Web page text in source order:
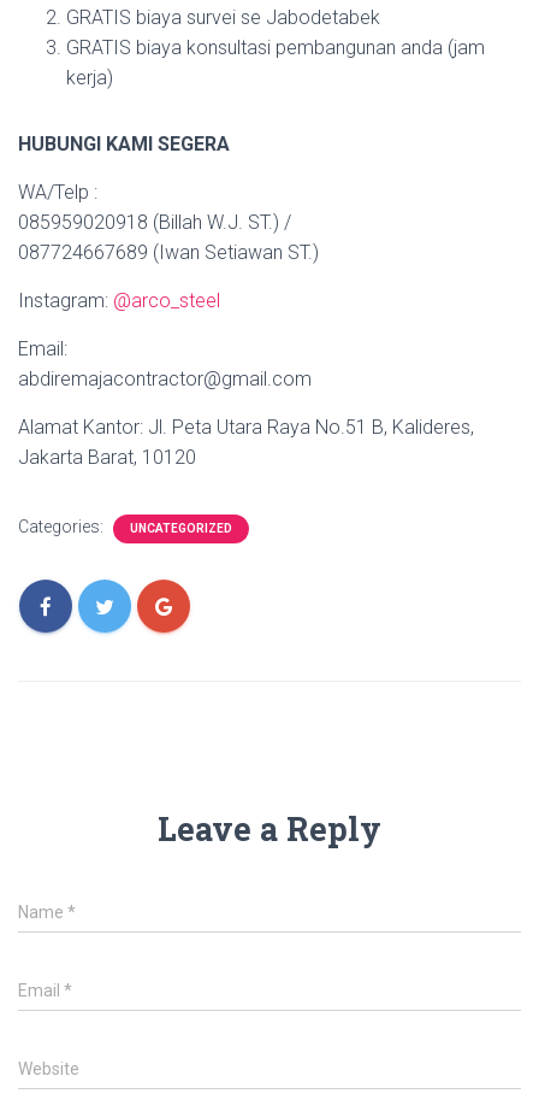
GRATIS biaya survei se Jabodetabek
GRATIS biaya konsultasi pembangunan anda (jam
kerja)
HUBUNGI KAMI SEGERA
WA/Telp :
085959020918 (Billah W.J. ST.) /
087724667689 (Iwan Setiawan ST.)
Instagram: @arco_steel
Email:
abdiremajacontractor@gmail.com
Alamat Kantor: Jl. Peta Utara Raya No.51 B, Kalideres,
Jakarta Barat, 10120
Categories: UNCATEGORIZED
Leave a Reply
Name *
Email *
Website